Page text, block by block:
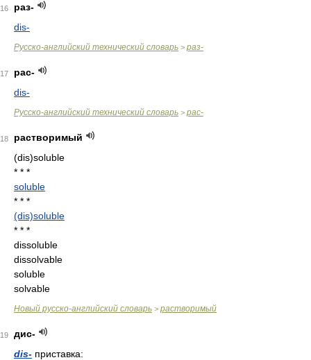
16
раз-
dis-
Русско-английский технический словарь > раз-
17
рас-
dis-
Русско-английский технический словарь > рас-
18
растворимый
(dis)soluble
* * *
soluble
* * *
(dis)soluble
* * *
dissoluble
dissolvable
soluble
solvable
Новый русско-английский словарь > растворимый
19
дис-
dis- приставка: